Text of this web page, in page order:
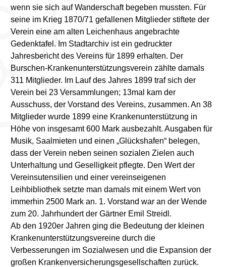
wenn sie sich auf Wanderschaft begeben mussten. Für
seine im Krieg 1870/71 gefallenen Mitglieder stiftete der
Verein eine am alten Leichenhaus angebrachte
Gedenktafel. Im Stadtarchiv ist ein gedruckter
Jahresbericht des Vereins für 1899 erhalten. Der
Burschen-Krankenunterstützungsverein zählte damals
311 Mitglieder. Im Lauf des Jahres 1899 traf sich der
Verein bei 23 Versammlungen; 13mal kam der
Ausschuss, der Vorstand des Vereins, zusammen. An 38
Mitglieder wurde 1899 eine Krankenunterstützung in
Höhe von insgesamt 600 Mark ausbezahlt. Ausgaben für
Musik, Saalmieten und einen „Glückshafen“ belegen,
dass der Verein neben seinen sozialen Zielen auch
Unterhaltung und Geselligkeit pflegte. Den Wert der
Vereinsutensilien und einer vereinseigenen
Leihbibliothek setzte man damals mit einem Wert von
immerhin 2500 Mark an. 1. Vorstand war an der Wende
zum 20. Jahrhundert der Gärtner Emil Streidl.
Ab den 1920er Jahren ging die Bedeutung der kleinen
Krankenunterstützungsvereine durch die
Verbesserungen im Sozialwesen und die Expansion der
großen Krankenversicherungsgesellschaften zurück.